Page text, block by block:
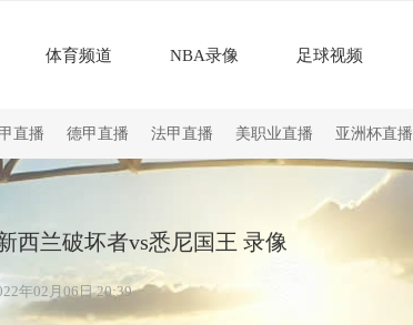
体育频道 NBA录像 足球视频
直播 德甲直播 法甲直播 美职业直播 亚洲杯直播
西兰破坏者vs悉尼国王 录像
年02月06日 20:39